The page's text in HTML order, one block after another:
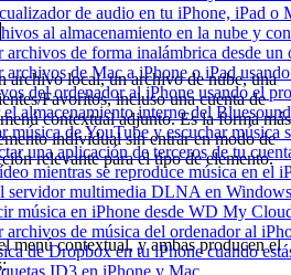
de audio en tu iPhone, iPad o
al almacenamiento en la nube y
archivos de forma inalámbrica desde
archivos de Mac a iPhone o iPad
del ordenador al iPhone usando el
el almacenamiento interno del
música de YouTube y escuchar música
una aplicación de terceros de tu
mientras se reproduce música en el
servidor multimedia DLNA en
música en iPhone desde WD My
archivos de música del ordenador al
de Dropbox en tu iPhone cuando
ID3 en iPhone y Mac
archivo local, un archivo de nube, una
Favoritos, incluso una cuenta de
contextual adjunto. Es la forma más
individual sin entrar en modo de
relevante para el tipo de elemento.
menú contextual, y ambas producen el